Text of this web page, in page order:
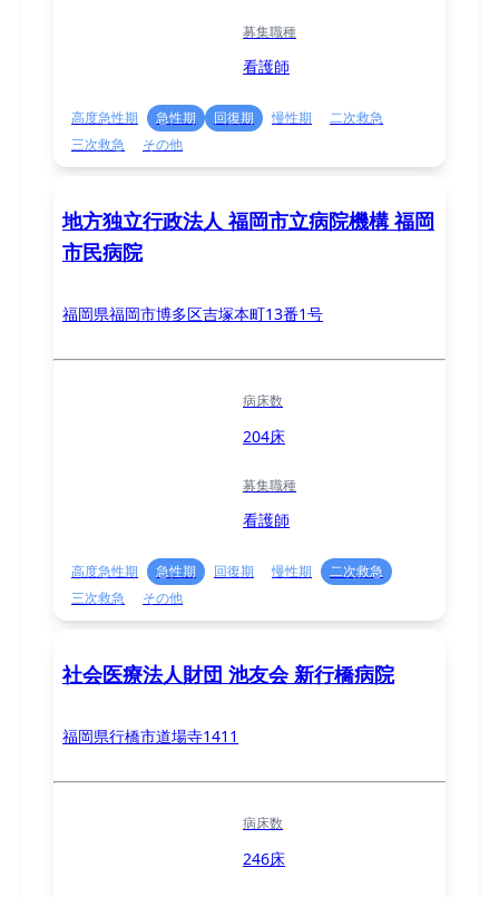
募集職種
看護師
高度急性期 急性期 回復期 慢性期
二次救急
三次救急
その他
地方独立行政法人 福岡市立病院機構 福岡
市民病院
福岡県福岡市博多区吉塚本町13番1号
病床数
204床
募集職種
看護師
高度急性期 急性期 回復期 慢性期
二次救急
三次救急
その他
社会医療法人財団 池友会 新行橋病院
福岡県行橋市道場寺1411
病床数
246床